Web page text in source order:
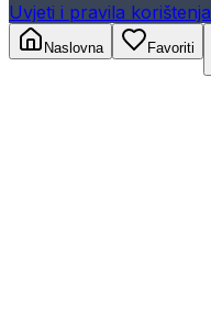
Uvjeti i pravila korištenja
Naslovna
Favoriti